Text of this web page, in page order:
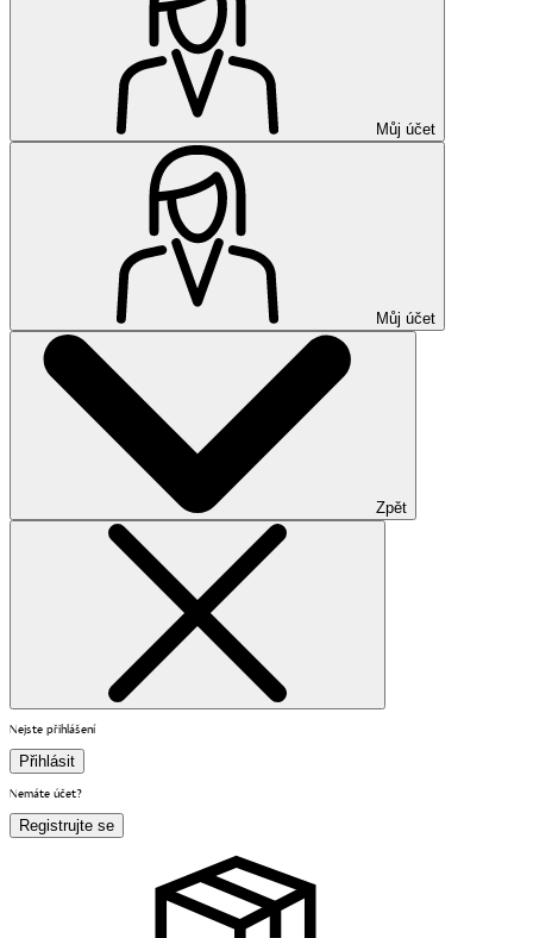
Můj účet
Můj účet
Zpět
Nejste přihlášení
Přihlásit
Nemáte účet?
Registrujte se